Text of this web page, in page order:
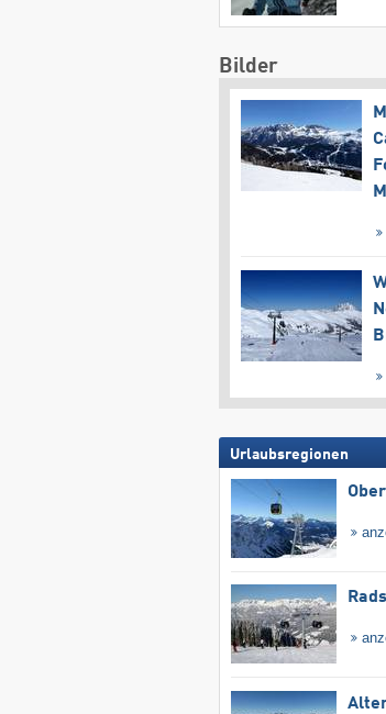
Bilder
Urlaubsregionen